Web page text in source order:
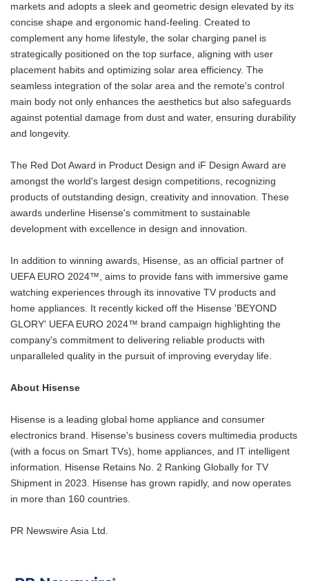
markets and adopts a sleek and geometric design elevated by its
concise shape and ergonomic hand-feeling. Created to
complement any home lifestyle, the solar charging panel is
strategically positioned on the top surface, aligning with user
placement habits and optimizing solar area efficiency. The
seamless integration of the solar area and the remote's control
main body not only enhances the aesthetics but also safeguards
against potential damage from dust and water, ensuring durability
and longevity.
The Red Dot Award in Product Design and iF Design Award are
amongst the world's largest design competitions, recognizing
products of outstanding design, creativity and innovation. These
awards underline Hisense's commitment to sustainable
development with excellence in design and innovation.
In addition to winning awards, Hisense, as an official partner of
UEFA EURO 2024™, aims to provide fans with immersive game
watching experiences through its innovative TV products and
home appliances. It recently kicked off the Hisense 'BEYOND
GLORY' UEFA EURO 2024™ brand campaign highlighting the
company's commitment to delivering reliable products with
unparalleled quality in the pursuit of improving everyday life.
About Hisense
Hisense is a leading global home appliance and consumer
electronics brand. Hisense's business covers multimedia products
(with a focus on Smart TVs), home appliances, and IT intelligent
information. Hisense Retains No. 2 Ranking Globally for TV
Shipment in 2023. Hisense has grown rapidly, and now operates
in more than 160 countries.
PR Newswire Asia Ltd.